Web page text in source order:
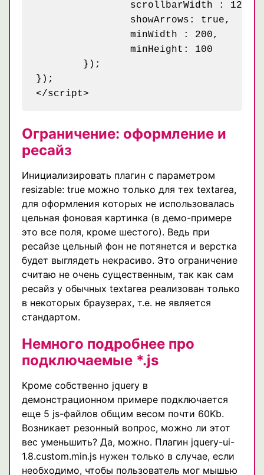
});
Ограничение: оформление и
ресайз
Инициализировать плагин с параметром
resizable: true можно только для тех textarea,
для оформления которых не использовалась
цельная фоновая картинка (в демо-примере
это все поля, кроме шестого). Ведь при
ресайзе цельный фон не потянется и верстка
будет выглядеть некрасиво. Это ограничение
считаю не очень существенным, так как сам
ресайз у обычных textarea реализован только
в некоторых браузерах, т.е. не является
стандартом.
Немного подробнее про
подключаемые *.js
Кроме собственно jquery в
демонстрационном примере подключается
еще 5 js-файлов общим весом почти 60Kb.
Возникает резонный вопрос, можно ли этот
вес уменьшить? Да, можно. Плагин jquery-ui-
1.8.custom.min.js нужен только в случае, если
необходимо, чтобы пользователь мог мышью